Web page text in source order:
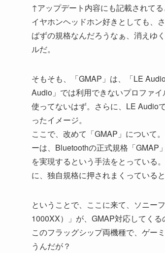
↑アップデート内容にも記載されて
イヤホンヘッドホン好きとしても、
ばずの規格なんだろうなぁ、消えゆ
ルだ。
そもそも、「GMAP」は、「LE
Audio」では利用できないプロファ
使ってないはず。さらに、LE Audio
ったイメージ。
ここで、改めて「GMAP」について
ーは、Bluetoothの正式規格「GMAP
を実現するという手法をとっている
に、独自規格に押されまくっていると
ということで、ここに来て、ソニー
1000XX）」が、GMAP対応してくる
このフラッグシップ両機種で、ゲー
うんだが？